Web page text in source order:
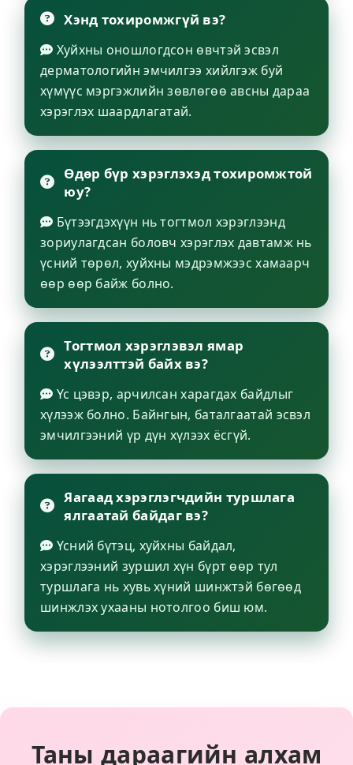
Хэнд тохиромжгүй вэ?
Хуйхны оношлогдсон өвчтэй эсвэл
дерматологийн эмчилгээ хийлгэж буй
хүмүүс мэргэжлийн зөвлөгөө авсны дараа
хэрэглэх шаардлагатай.
Өдөр бүр хэрэглэхэд тохиромжтой
юу?
Бүтээгдэхүүн нь тогтмол хэрэглээнд
зориулагдсан боловч хэрэглэх давтамж нь
үсний төрөл, хуйхны мэдрэмжээс хамаарч
өөр өөр байж болно.
Тогтмол хэрэглэвэл ямар
хүлээлттэй байх вэ?
Үс цэвэр, арчилсан харагдах байдлыг
хүлээж болно. Байнгын, баталгаатай эсвэл
эмчилгээний үр дүн хүлээх ёсгүй.
Яагаад хэрэглэгчдийн туршлага
ялгаатай байдаг вэ?
Үсний бүтэц, хуйхны байдал,
хэрэглээний зуршил хүн бүрт өөр тул
туршлага нь хувь хүний шинжтэй бөгөөд
шинжлэх ухааны нотолгоо биш юм.
Таны дараагийн алхам